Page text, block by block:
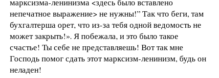
непечатное выражение> не нужны!” Так что беги, там
бухгалтерша орет, что из-за тебя одной ведомость не
может закрыть!». Я побежала, и это было такое
счастье! Ты себе не представляешь! Вот так мне
Господь помог сдать этот марксизм-ленинизм, будь он
неладен!